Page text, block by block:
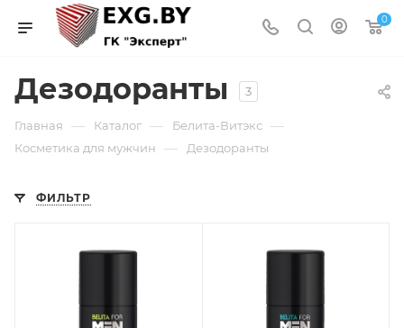
0
Дезодоранты 3
Главная — Каталог — Белита-Витэкс —
Косметика для мужчин — Дезодоранты
ФИЛЬТР